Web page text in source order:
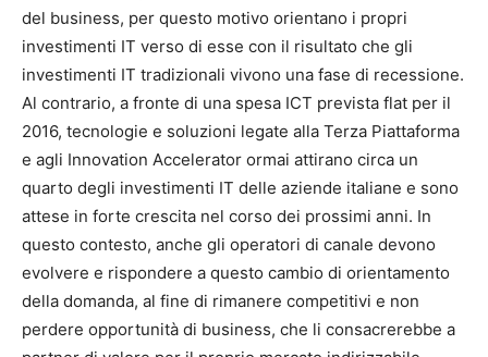
del business, per questo motivo orientano i propri
investimenti IT verso di esse con il risultato che gli
investimenti IT tradizionali vivono una fase di recessione.
Al contrario, a fronte di una spesa ICT prevista flat per il
2016, tecnologie e soluzioni legate alla Terza Piattaforma
e agli Innovation Accelerator ormai attirano circa un
quarto degli investimenti IT delle aziende italiane e sono
attese in forte crescita nel corso dei prossimi anni. In
questo contesto, anche gli operatori di canale devono
evolvere e rispondere a questo cambio di orientamento
della domanda, al fine di rimanere competitivi e non
perdere opportunità di business, che li consacrerebbe a